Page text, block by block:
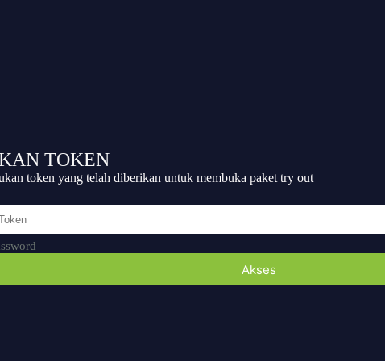
TOKEN
token yang telah diberikan untuk membuka paket try out
Akses